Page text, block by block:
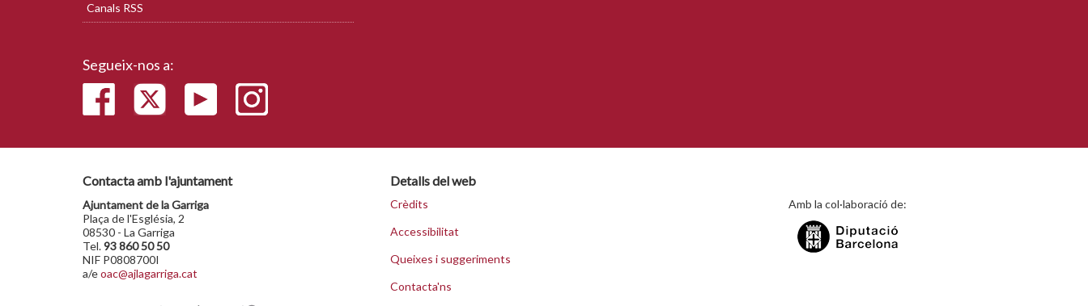
Canals RSS
Segueix-nos a:
Contacta amb l'ajuntament
Ajuntament de la Garriga
Plaça de l'Església, 2
08530 - La Garriga
Tel.93 860 50 50
NIF P0808700I
a/eoac@ajlagarriga.cat
Detalls del web
Crèdits
Accessibilitat
Queixes i suggeriments
Contacta'ns
Amb la col·laboració de: